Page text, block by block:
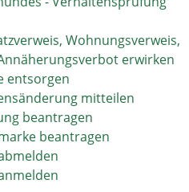
Wohnungsverweis,
erwirken
entsorgen
mitteilen
beantragen
beantragen